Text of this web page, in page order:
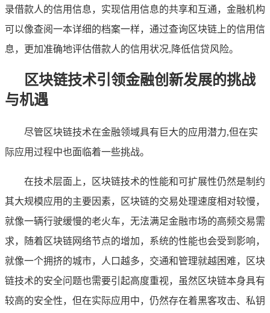
录借款人的信用信息，实现信用信息的共享和互通，金融机构
可以像查阅一本详细的档案一样，通过查询区块链上的信用信
息，更加准确地评估借款人的信用状况,降低信贷风险。
区块链技术引领金融创新发展的挑战
与机遇
尽管区块链技术在金融领域具有巨大的应用潜力,但在实
际应用过程中也面临着一些挑战。
在技术层面上，区块链技术的性能和可扩展性仍然是制约
其大规模应用的主要因素，区块链的交易处理速度相对较慢，
就像一辆行驶缓慢的老火车，无法满足金融市场的高频交易需
求，随着区块链网络节点的增加，系统的性能也会受到影响，
就像一个拥挤的城市，人口越多，交通和管理就越困难，区块
链技术的安全问题也需要引起高度重视，虽然区块链本身具有
较高的安全性，但在实际应用中，仍然存在着黑客攻击、私钥